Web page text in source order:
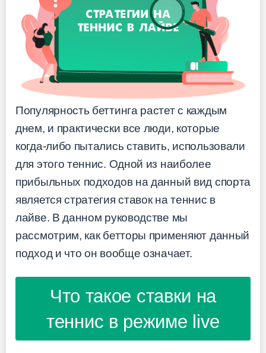
Популярность беттинга растет с каждым
днем, и практически все люди, которые
когда-либо пытались ставить, использовали
для этого теннис. Одной из наиболее
прибыльных подходов на данный вид спорта
является стратегия ставок на теннис в
лайве. В данном руководстве мы
рассмотрим, как бетторы применяют данный
подход и что он вообще означает.
Что такое ставки на
теннис в режиме live